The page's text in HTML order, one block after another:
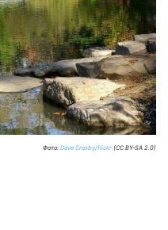
Фото: Dave Crosby/flickr (CC BY-SA 2.0)